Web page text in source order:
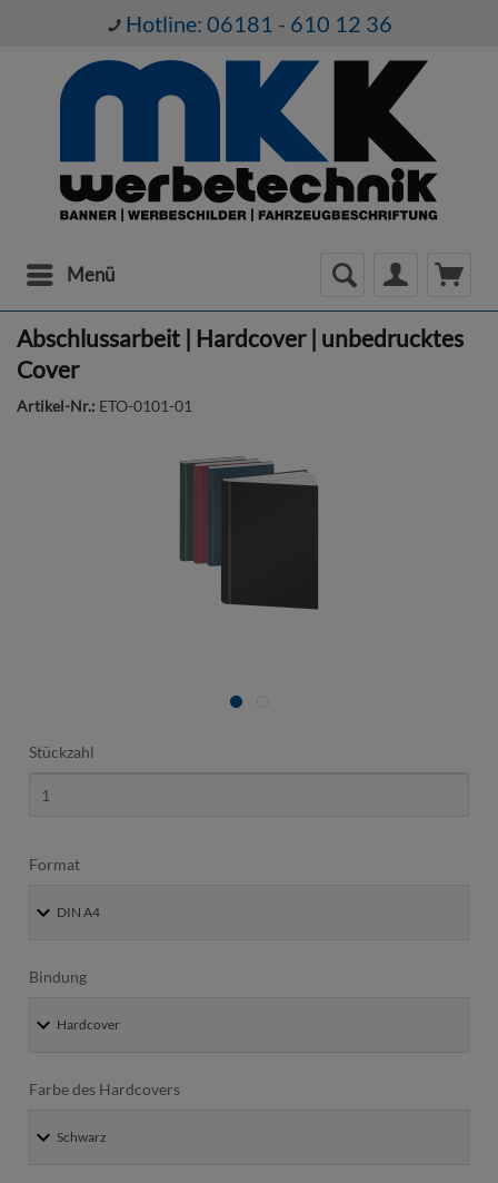
Hotline: 06181 - 610 12 36
Menü
Abschlussarbeit | Hardcover | unbedrucktes
Cover
Artikel-Nr.: ETO-0101-01
Stückzahl
Format
Bindung
Farbe des Hardcovers